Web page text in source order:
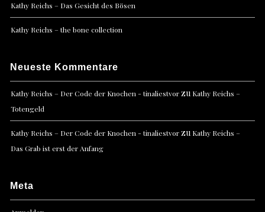
Kathy Reichs – Das Gesicht des Bösen
Kathy Reichs – the bone collection
Neueste Kommentare
Kathy Reichs – Der Code der Knochen - tinaliestvorzu Kathy Reichs –
Totengeld
Kathy Reichs – Der Code der Knochen - tinaliestvorzu Kathy Reichs –
Das Grab ist erst der Anfang
Meta